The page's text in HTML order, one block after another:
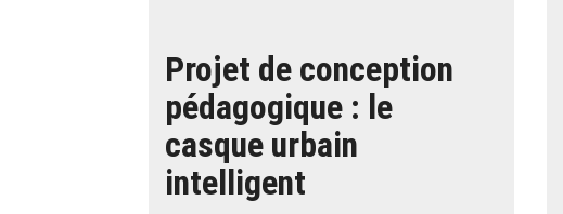
Projet de conception
pédagogique : le
casque urbain
intelligent